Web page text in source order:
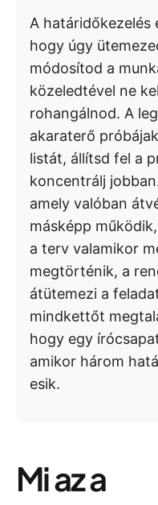
A határidőkezelés
hogy úgy
módosítod a
közeledtével ne
rohangálnod. A
akaraterő
listát, állítsd fel a
koncentrálj
amely valóban
másképp
a terv valamikor
megtörténik, a
átütemezi a
mindkettőt
hogy egy
amikor három
esik.
Mi az a